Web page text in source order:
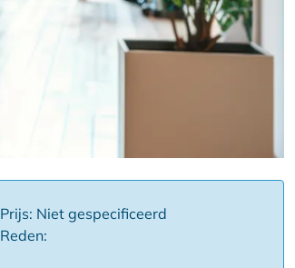
Prijs: Niet gespecificeerd
Reden: